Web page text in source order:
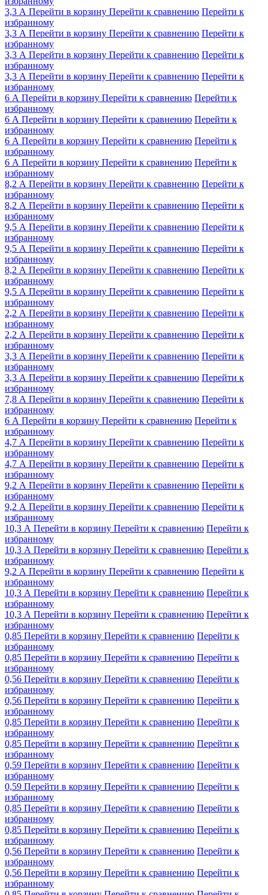
3,3 А Перейти в корзину Перейти к сравнению Перейти к
избранному
3,3 А Перейти в корзину Перейти к сравнению Перейти к
избранному
3,3 А Перейти в корзину Перейти к сравнению Перейти к
избранному
3,3 А Перейти в корзину Перейти к сравнению Перейти к
избранному
6 А Перейти в корзину Перейти к сравнению Перейти к
избранному
6 А Перейти в корзину Перейти к сравнению Перейти к
избранному
6 А Перейти в корзину Перейти к сравнению Перейти к
избранному
6 А Перейти в корзину Перейти к сравнению Перейти к
избранному
8,2 А Перейти в корзину Перейти к сравнению Перейти к
избранному
8,2 А Перейти в корзину Перейти к сравнению Перейти к
избранному
9,5 А Перейти в корзину Перейти к сравнению Перейти к
избранному
9,5 А Перейти в корзину Перейти к сравнению Перейти к
избранному
8,2 А Перейти в корзину Перейти к сравнению Перейти к
избранному
9,5 А Перейти в корзину Перейти к сравнению Перейти к
избранному
2,2 А Перейти в корзину Перейти к сравнению Перейти к
избранному
2,2 А Перейти в корзину Перейти к сравнению Перейти к
избранному
3,3 А Перейти в корзину Перейти к сравнению Перейти к
избранному
3,3 А Перейти в корзину Перейти к сравнению Перейти к
избранному
7,8 А Перейти в корзину Перейти к сравнению Перейти к
избранному
6 А Перейти в корзину Перейти к сравнению Перейти к
избранному
4,7 А Перейти в корзину Перейти к сравнению Перейти к
избранному
4,7 А Перейти в корзину Перейти к сравнению Перейти к
избранному
9,2 А Перейти в корзину Перейти к сравнению Перейти к
избранному
9,2 А Перейти в корзину Перейти к сравнению Перейти к
избранному
10,3 А Перейти в корзину Перейти к сравнению Перейти к
избранному
10,3 А Перейти в корзину Перейти к сравнению Перейти к
избранному
9,2 А Перейти в корзину Перейти к сравнению Перейти к
избранному
10,3 А Перейти в корзину Перейти к сравнению Перейти к
избранному
10,3 А Перейти в корзину Перейти к сравнению Перейти к
избранному
0,85 Перейти в корзину Перейти к сравнению Перейти к
избранному
0,85 Перейти в корзину Перейти к сравнению Перейти к
избранному
0,56 Перейти в корзину Перейти к сравнению Перейти к
избранному
0,56 Перейти в корзину Перейти к сравнению Перейти к
избранному
0,85 Перейти в корзину Перейти к сравнению Перейти к
избранному
0,85 Перейти в корзину Перейти к сравнению Перейти к
избранному
0,59 Перейти в корзину Перейти к сравнению Перейти к
избранному
0,59 Перейти в корзину Перейти к сравнению Перейти к
избранному
0,85 Перейти в корзину Перейти к сравнению Перейти к
избранному
0,85 Перейти в корзину Перейти к сравнению Перейти к
избранному
0,56 Перейти в корзину Перейти к сравнению Перейти к
избранному
0,56 Перейти в корзину Перейти к сравнению Перейти к
избранному